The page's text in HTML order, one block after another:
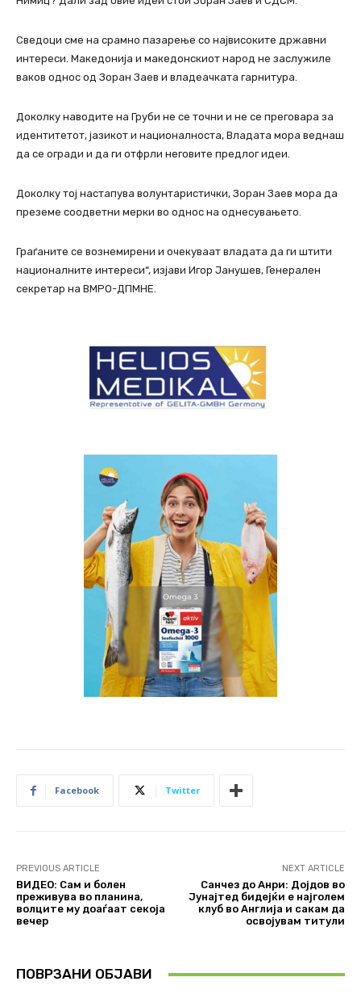
Сведоци сме на срамно пазарење со највисоките државни
интереси. Македонија и македонскиот народ не заслужиле
ваков однос од Зоран Заев и владеачката гарнитура.
Доколку наводите на Груби не се точни и не се преговара за
идентитетот, јазикот и националноста, Владата мора веднаш
да се огради и да ги отфрли неговите предлог идеи.
Доколку тој настапува волунтаристички, Зоран Заев мора да
преземе соодветни мерки во однос на однесувањето.
Граѓаните се вознемирени и очекуваат владата да ги штити
националните интереси“, изјави Игор Јанушев, Генерален
секретар на ВМРО-ДПМНЕ.
Facebook Twitter
PREVIOUS ARTICLE
ВИДЕО: Сам и болен
преживува во планина,
волците му доаѓаат секоја
вечер
NEXT ARTICLE
Санчез до Анри: Дојдов во
Јунајтед бидејќи е најголем
клуб во Англија и сакам да
освојувам титули
ПОВРЗАНИ ОБЈАВИ